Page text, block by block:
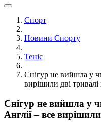
Спорт
Новини Спорту
Теніс
Снігур не вийшла у
вирішили дві тривалі
Снігур не вийшла у
Англії – все